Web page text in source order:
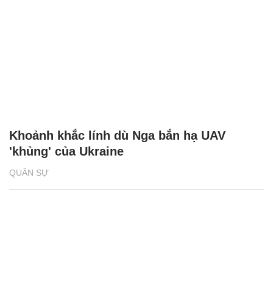
QUÂN SỰ
Khoảnh khắc lính dù Nga bắn hạ UAV
'khủng' của Ukraine